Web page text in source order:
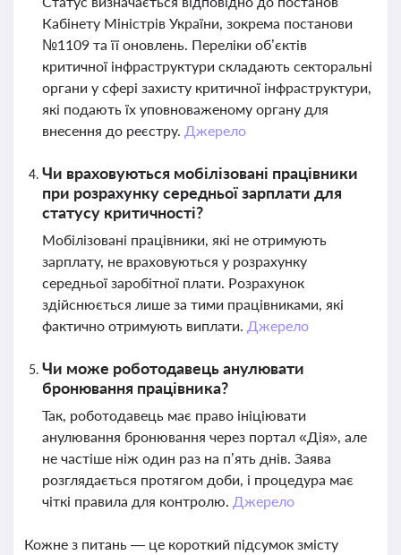
Кабінету Міністрів України, зокрема постанови
№1109 та її оновлень. Переліки об’єктів
критичної інфраструктури складають секторальні
органи у сфері захисту критичної інфраструктури,
які подають їх уповноваженому органу для
внесення до реєстру. Джерело
Чи враховуються мобілізовані працівники
при розрахунку середньої зарплати для
статусу критичності?
Мобілізовані працівники, які не отримують
зарплату, не враховуються у розрахунку
середньої заробітної плати. Розрахунок
здійснюється лише за тими працівниками, які
фактично отримують виплати. Джерело
Чи може роботодавець анулювати
бронювання працівника?
Так, роботодавець має право ініціювати
анулювання бронювання через портал «Дія», але
не частіше ніж один раз на п’ять днів. Заява
розглядається протягом доби, і процедура має
чіткі правила для контролю. Джерело
Кожне з питань — це короткий підсумок змісту